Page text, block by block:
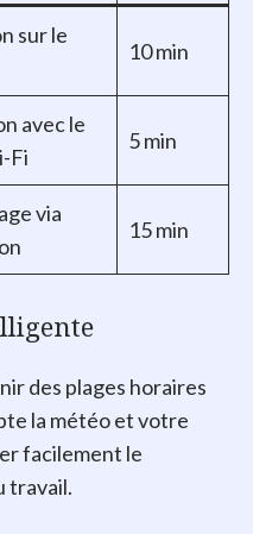
sur le
10 min
avec le
Fi
5 min
via
15 min
des plages horaires
la météo et votre
facilement le
travail.